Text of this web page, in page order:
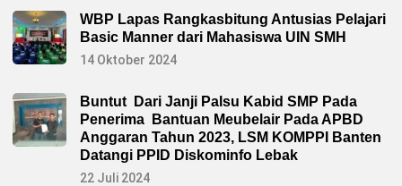
WBP Lapas Rangkasbitung Antusias Pelajari
Basic Manner dari Mahasiswa UIN SMH
14 Oktober 2024
Buntut Dari Janji Palsu Kabid SMP Pada
Penerima Bantuan Meubelair Pada APBD
Anggaran Tahun 2023, LSM KOMPPI Banten
Datangi PPID Diskominfo Lebak
22 Juli 2024